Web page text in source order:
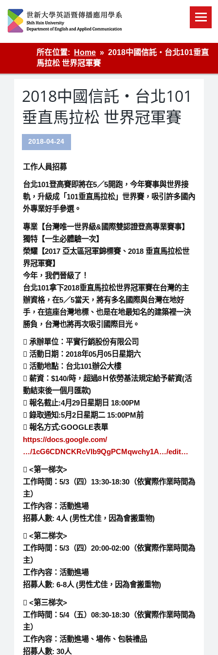
content
英語傳播
所在位置:
Home
2018中國信託・台北101垂直
馬拉松 世界冠軍賽
2018中國信託・台北101
垂直馬拉松 世界冠軍賽
2018-04-24
工作人員招募
台北101登高賽即將在5／5開跑，今年賽事與世界接
軌，升級成「101垂直馬拉松」世界賽，吸引許多國內
外專業好手參選。
專業【台灣唯一世界級&國際雙認證登高專業賽事】
獨特【一生必體驗一次】
榮耀【2017 亞太區冠軍錦標賽、2018 垂直馬拉松世
界冠軍賽】
今年，我們晉級了！
台北101拿下2018垂直馬拉松世界冠軍賽在台灣的主
辦資格，在5／5當天，將有多名國際與台灣在地好
手，在這座台灣地標、也是在地最知名的建築裡一決
勝負，台灣也將再次吸引國際目光。
 承辦單位：平實行銷股份有限公司
 活動日期：2018年05月05日星期六
 活動地點：台北101辦公大樓
 薪資：$140/時，超過8Ｈ依勞基法規定給予薪資(活
動結束後一個月匯款)
 報名截止:4月29日星期日 18:00PM
 錄取通知:5月2日星期二 15:00PM前
 報名方式:GOOGLE表單
https://docs.google.com/
…/1cG6CDNCKRcVlb9QgPCMqwchy1A…/edit…
 <第一梯次>
工作時間：5/3（四）13:30-18:30（依實際作業時間為
主）
工作內容：活動進場
招募人數: 4人 (男性尤佳，因為會搬重物)
 <第二梯次>
工作時間：5/3（四）20:00-02:00（依實際作業時間為
主）
工作內容：活動進場
招募人數: 6-8人 (男性尤佳，因為會搬重物)
 <第三梯次>
工作時間：5/4（五）08:30-18:30（依實際作業時間為
主）
工作內容：活動進場、場佈、包裝禮品
招募人數: 30人